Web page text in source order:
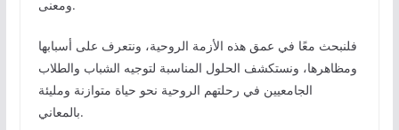
ومعنى.
فلنبحث معًا في عمق هذه الأزمة الروحية، ونتعرف على أسبابها
ومظاهرها، ونستكشف الحلول المناسبة لتوجيه الشباب والطلاب
الجامعيين في رحلتهم الروحية نحو حياة متوازنة ومليئة
بالمعاني.